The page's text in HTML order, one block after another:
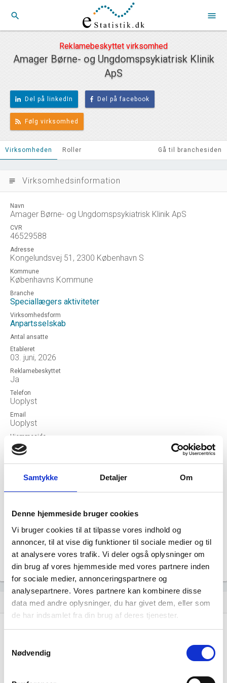
Samtykke Detaljer Om
Denne hjemmeside bruger cookies
Vi bruger cookies til at tilpasse vores indhold og
annoncer, til at vise dig funktioner til sociale medier og til
at analysere vores trafik. Vi deler også oplysninger om
din brug af vores hjemmeside med vores partnere inden
for sociale medier, annonceringspartnere og
analysepartnere. Vores partnere kan kombinere disse
data med andre oplysninger, du har givet dem, eller som
de har indsamlet fra din brug af deres tjenester.
Nødvendig
search menu
Reklamebeskyttet virksomhed
Amager Børne- og Ungdomspsykiatrisk Klinik
ApS
Del på linkedIn Del på facebook
Følg virksomhed
Virksomheden Roller Gå til branchesiden
subject Virksomhedsinformation
Navn
Amager Børne- og Ungdomspsykiatrisk Klinik ApS
CVR
46529588
Adresse
Kongelundsvej 51, 2300 København S
Kommune
Københavns Kommune
Branche
Speciallægers aktiviteter
Virksomhedsform
Anpartsselskab
Antal ansatte
Etableret
03. juni, 2026
Reklamebeskyttet
Ja
Telefon
Uoplyst
Email
Uoplyst
Hjemmeside
Amager Børne- og Ungdomspsykiatrisk Klinik ApS
NORMAL
Revisor
Selskabets formål er at drive en børne- og
ungdomspsykiatrisk klinik samt al virksomhed, som efter
direktionens skøn har forbindelse hermed
Tegningsregel
Selskabet tegnes af to direktører i forening eller af den
samlede direktion
show_chart Udvikling i antal ansatte
Amager Børne- og Ungdomspsykiatrisk Klinik